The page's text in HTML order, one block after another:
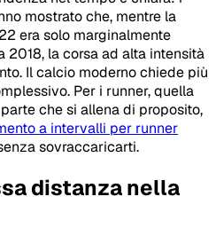
mostrato che, mentre la
era solo marginalmente
2018, la corsa ad alta intensità
Il calcio moderno chiede più
Per i runner, quella
che si allena di proposito,
a intervalli per runner
sovraccaricarti.
distanza nella